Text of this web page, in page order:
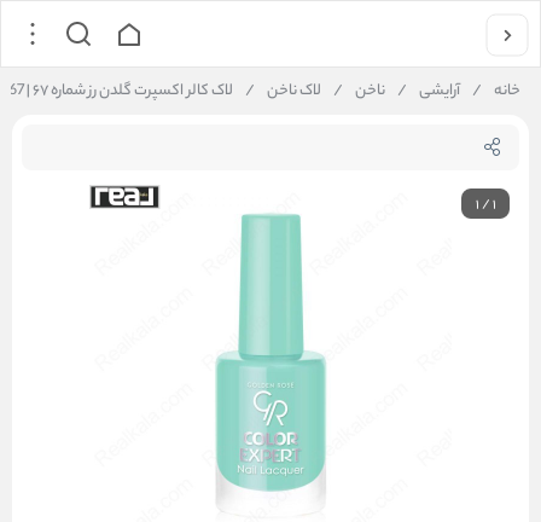
خانه / آرایشی / ناخن / لاک ناخن / لاک کالر اکسپرت گلدن رز شماره ۶۷ | Golden Rose Color Expert Nail Lacquer 67
1/1